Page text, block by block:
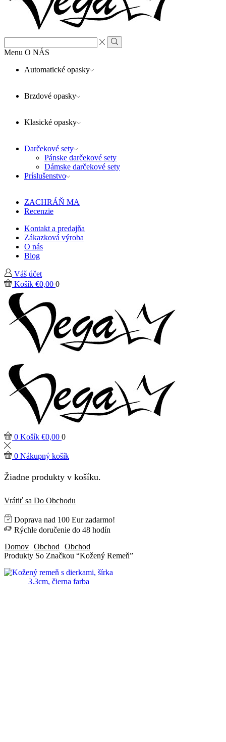
Search
input
Search
Menu O NÁS
Automatické opasky
Brzdové opasky
Klasické opasky
Darčekové sety
Pánske darčekové sety
Dámske darčekové sety
Príslušenstvo
ZACHRÁŇ MA
Recenzie
Kontakt a predajňa
Zákazková výroba
O nás
Blog
Váš účet
Košík €0,00 0
0 Košík €0,00 0
0 Nákupný košík
Žiadne produkty v košíku.
Vrátiť sa Do Obchodu
Doprava nad 100 Eur zadarmo!
Rýchle doručenie do 48 hodín
Domov Obchod
Obchod
Produkty So Značkou “Kožený Remeň”